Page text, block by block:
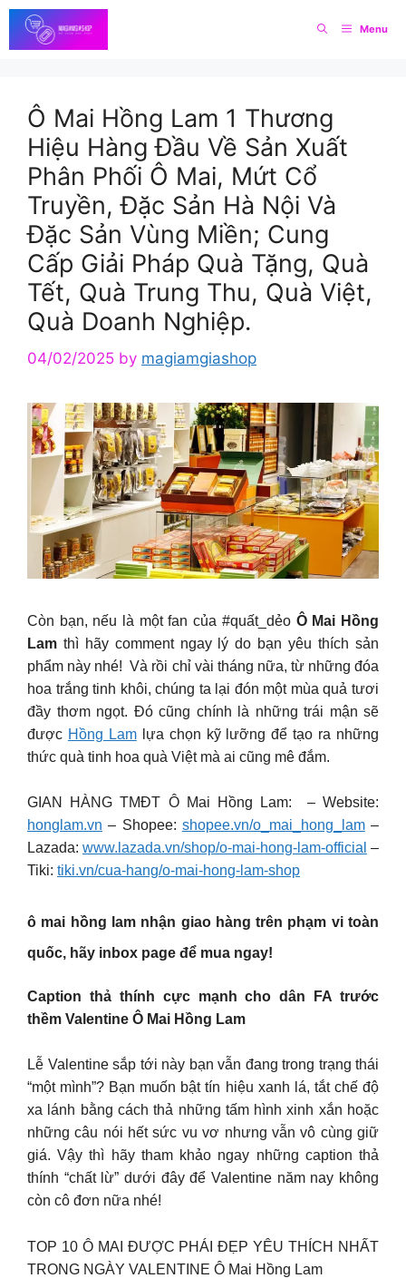
Skip
to
content
Menu
Ô Mai Hồng Lam 1 Thương
Hiệu Hàng Đầu Về Sản Xuất
Phân Phối Ô Mai, Mứt Cổ
Truyền, Đặc Sản Hà Nội Và
Đặc Sản Vùng Miền; Cung
Cấp Giải Pháp Quà Tặng, Quà
Tết, Quà Trung Thu, Quà Việt,
Quà Doanh Nghiệp.
04/02/2025 by magiamgiashop
Còn bạn, nếu là một fan của #quất_dẻo Ô Mai Hồng
Lam thì hãy comment ngay lý do bạn yêu thích sản
phẩm này nhé! Và rồi chỉ vài tháng nữa, từ những đóa
hoa trắng tinh khôi, chúng ta lại đón một mùa quả tươi
đầy thơm ngọt. Đó cũng chính là những trái mận sẽ
được Hồng Lamlựa chọn kỹ lưỡng để tạo ra những
thức quà tinh hoa quà Việt mà ai cũng mê đắm.
GIAN HÀNG TMĐT Ô Mai Hồng Lam: – Website:
honglam.vn – Shopee: shopee.vn/o_mai_hong_lam–
Lazada: www.lazada.vn/shop/o-mai-hong-lam-official –
Tiki: tiki.vn/cua-hang/o-mai-hong-lam-shop
ô mai hồng lam nhận giao hàng trên phạm vi toàn
quốc, hãy inbox page để mua ngay!
Caption thả thính cực mạnh cho dân FA trước
thềm Valentine Ô Mai Hồng Lam
Lễ Valentine sắp tới này bạn vẫn đang trong trạng thái
“một mình”? Bạn muốn bật tín hiệu xanh lá, tắt chế độ
xa lánh bằng cách thả những tấm hình xinh xắn hoặc
những câu nói hết sức vu vơ nhưng vẫn vô cùng giữ
giá. Vậy thì hãy tham khảo ngay những caption thả
thính “chất lừ” dưới đây để Valentine năm nay không
còn cô đơn nữa nhé!
TOP 10 Ô MAI ĐƯỢC PHÁI ĐẸP YÊU THÍCH NHẤT
TRONG NGÀY VALENTINE Ô Mai Hồng Lam